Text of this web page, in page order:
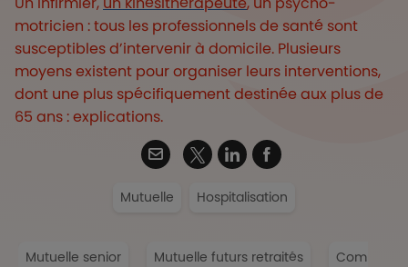
motricien : tous les professionnels de santé sont
susceptibles d’intervenir à domicile. Plusieurs
moyens existent pour organiser leurs interventions,
dont une plus spécifiquement destinée aux plus de
65 ans : explications.
Mutuelle Hospitalisation
Mutuelle senior Mutuelle futurs retraités
Twitter